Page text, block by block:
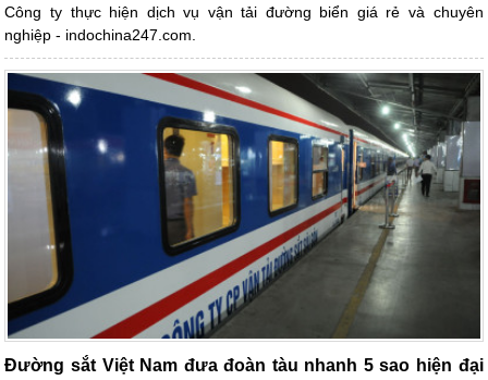
Công ty thực hiện dịch vụ vận tải đường biển giá rẻ và chuyên
nghiệp - indochina247.com.
Đường sắt Việt Nam đưa đoàn tàu nhanh 5 sao hiện đại